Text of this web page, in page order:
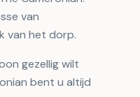
van
van het dorp.
gezellig wilt
bent u altijd